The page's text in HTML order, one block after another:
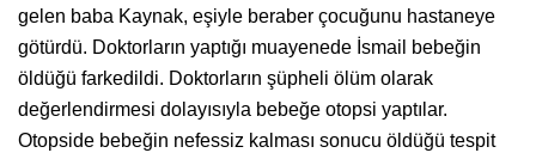
gelen baba Kaynak, eşiyle beraber çocuğunu hastaneye
götürdü. Doktorların yaptığı muayenede İsmail bebeğin
öldüğü farkedildi. Doktorların şüpheli ölüm olarak
değerlendirmesi dolayısıyla bebeğe otopsi yaptılar.
Otopside bebeğin nefessiz kalması sonucu öldüğü tespit